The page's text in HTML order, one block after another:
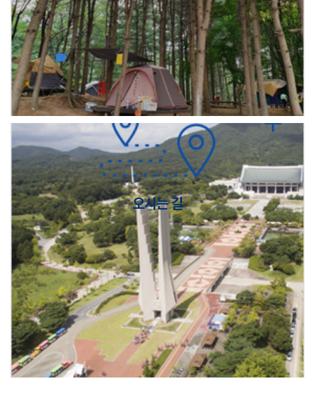
오시는 길